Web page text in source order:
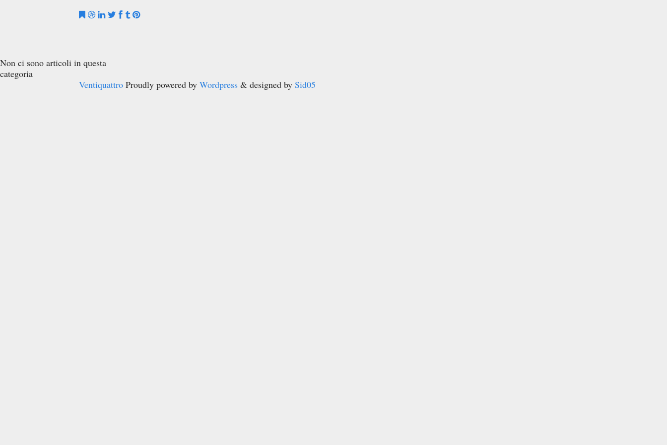
Non ci sono articoli in questa
categoria
Ventiquattro Proudly powered by Wordpress & designed by Sid05